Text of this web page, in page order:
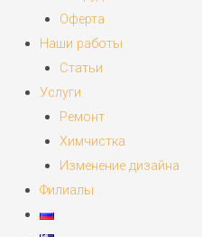
Оферта
Наши работы
Статьи
Услуги
Ремонт
Химчистка
Изменение дизайна
Филиалы